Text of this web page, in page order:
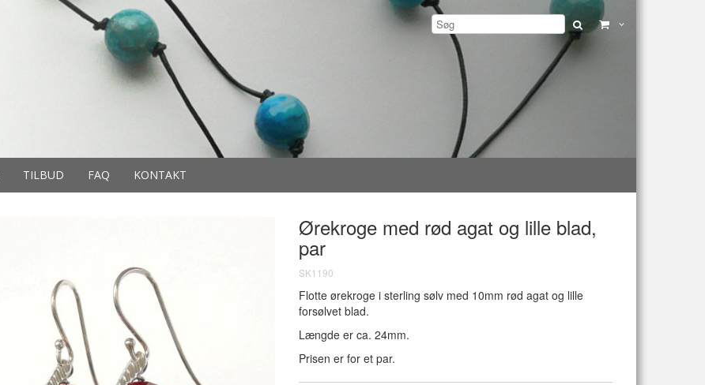
TILBUD FAQ KONTAKT
Ørekroge med rød agat og lille blad,
par
SK1190
Flotte ørekroge i sterling sølv med 10mm rød agat og lille
forsølvet blad.
Længde er ca. 24mm.
Prisen er for et par.